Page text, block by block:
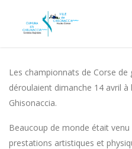
15 AVRIL 2019
Les championnats de Corse
déroulaient dimanche 14 avril à
Ghisonaccia.
Beaucoup de monde était
prestations artistiques et